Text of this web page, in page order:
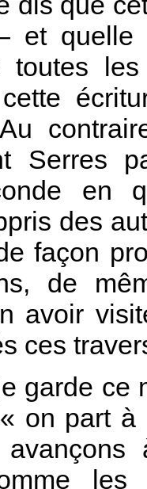
et quelle
toutes
Serres
en
des
façon
de
avoir
ces
garde ce
on part